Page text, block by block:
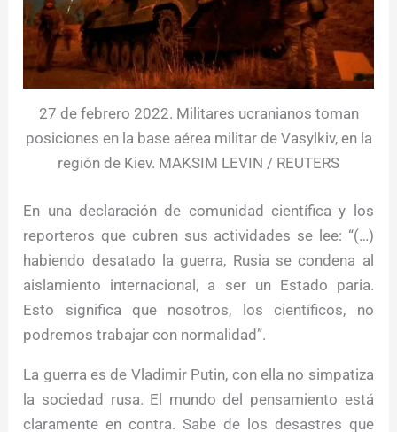
27 de febrero 2022. Militares ucranianos toman
posiciones en la base aérea militar de Vasylkiv, en la
región de Kiev. MAKSIM LEVIN / REUTERS
En una declaración de comunidad científica y los
reporteros que cubren sus actividades se lee: “(…)
habiendo desatado la guerra, Rusia se condena al
aislamiento internacional, a ser un Estado paria.
Esto significa que nosotros, los científicos, no
podremos trabajar con normalidad”.
La guerra es de Vladimir Putin, con ella no simpatiza
la sociedad rusa. El mundo del pensamiento está
claramente en contra. Sabe de los desastres que